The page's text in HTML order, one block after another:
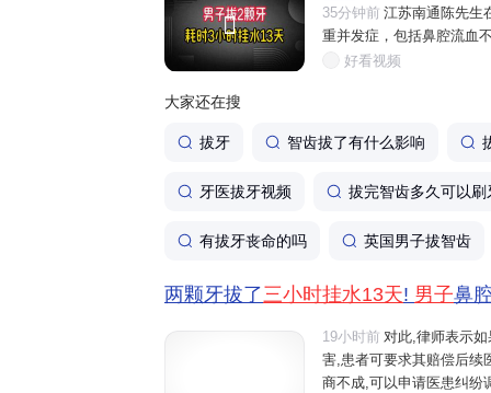

35分钟前 江苏南通陈先生
重并发症，包括鼻腔流血
好看视频
大家还在搜
拔牙 智齿拔了有什么影响
牙医拔牙视频 拔完智齿多久可以刷
有拔牙丧命的吗 英国男子拔智齿
两颗牙拔了三小时挂水13天! 男子鼻
19小时前 对此,律师表示
害,患者可要求其赔偿后续
商不成,可以申请医患纠纷